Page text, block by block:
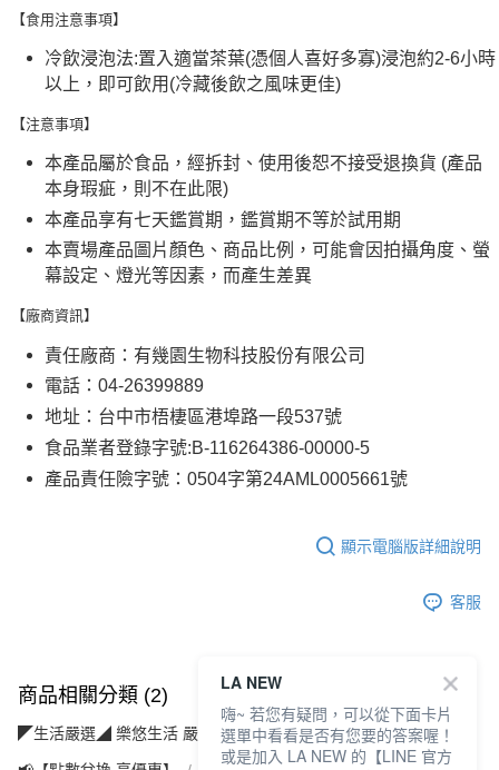
【食用注意事項】
冷飲浸泡法:置入適當茶葉(憑個人喜好多寡)浸泡約2-6小時
以上，即可飲用(冷藏後飲之風味更佳)
【注意事項】
本產品屬於食品，經拆封、使用後恕不接受退換貨 (產品
本身瑕疵，則不在此限)
本產品享有七天鑑賞期，鑑賞期不等於試用期
本賣場產品圖片顏色、商品比例，可能會因拍攝角度、螢
幕設定、燈光等因素，而產生差異
【廠商資訊】
責任廠商：有幾園生物科技股份有限公司
電話：04-26399889
地址：台中市梧棲區港埠路一段537號
食品業者登錄字號:B-116264386-00000-5
產品責任險字號：0504字第24AML0005661號
顯示電腦版詳細說明
客服
商品相關分類 (2)
◤生活嚴選◢ 樂悠生活 嚴選好物 食在安心 (美食/沖泡/甜品)
LA NEW
嗨~ 若您有疑問，可以從下面卡片
選單中看看是否有您要的答案喔！
或是加入 LA NEW 的【LINE 官方